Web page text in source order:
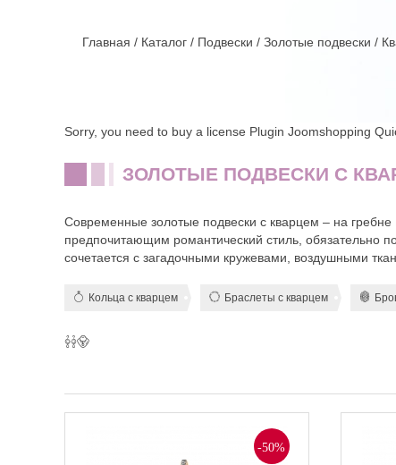
Главная / Каталог / Подвески / Золотые подвески /
Sorry, you need to buy a license Plugin Joomshopping
ЗОЛОТЫЕ ПОДВЕСКИ С
Современные золотые подвески с кварцем – на
предпочитающим романтический стиль, обязательно
сочетается с загадочными кружевами, воздушными
Кольца с кварцем Браслеты с кварцем
-50%